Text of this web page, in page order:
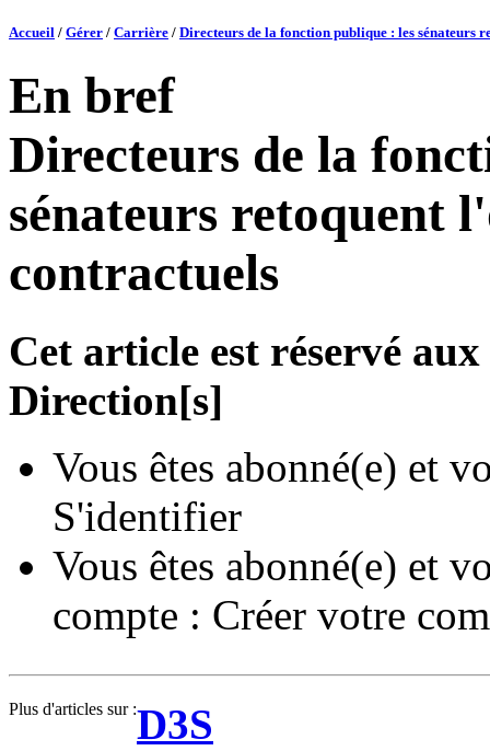
Accueil / Gérer / Carrière / Directeurs de la fonction publique : les sénateurs
En bref
Directeurs de la
sénateurs retoquent
contractuels
Cet article est réservé
Direction[s]
Vous êtes abonné(e) et
S'identifier
Vous êtes abonné(e) et
compte : Créer votre
Plus d'articles sur :D3S